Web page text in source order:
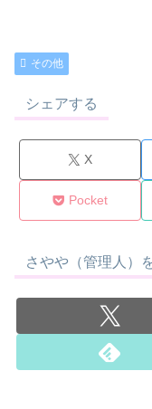
その他
シェアする
X
Pocket
さやや（管理人）